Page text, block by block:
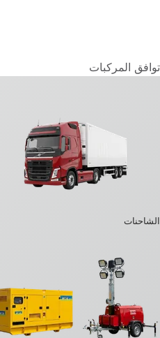
توافق المركبات
الشاحنات